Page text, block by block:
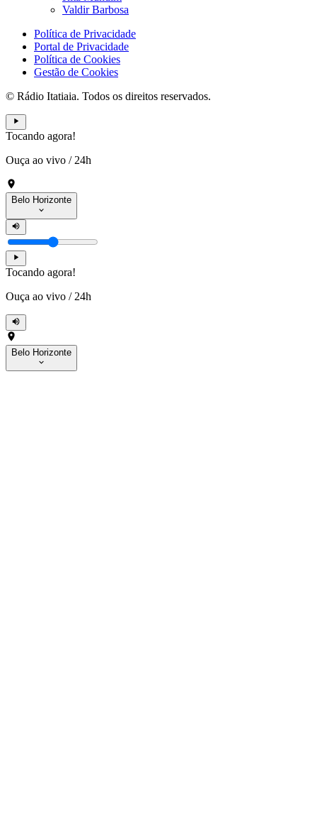
Valdir Barbosa
Política de Privacidade
Portal de Privacidade
Política de Cookies
Gestão de Cookies
© Rádio Itatiaia. Todos os direitos reservados.
Tocando agora!
Ouça ao vivo / 24h
Belo Horizonte
Tocando agora!
Ouça ao vivo / 24h
Belo Horizonte